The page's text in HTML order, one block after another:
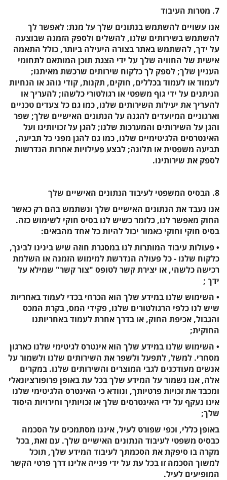
7. מטרות העיבוד
אנו עשויים להשתמש בנתונים שלך על מנת: לאפשר לך
להשתמש בשירותים שלנו, להשלים ולספק הזמנה שבוצעה
על ידך, להשתמש באתר בצורה היעילה ביותר, כולל התאמה
אישית של החוויה שלך על ידי הצגת תוכן המותאם לתחומי
העניין שלך; לספק לך כלקוח שירותים שרכשת מאיתנו;
לעמוד או לעמוד בכללים, חוקים, תקנות, קודי נוהג או הנחיות
הניתנים על ידי גוף משפטי או רגולטורי כלשהו; להעריך או
להעריך את יעילות השירותים שלנו, כמו גם כל צעדים טכניים
וארגוניים המיועדים להגנה על הנתונים האישיים שלך; שפר
והגן על השירותים והמערכות שלנו; להגן על זכויותינו ועל
האינטרסים הלגיטימיים שלנו, כמו גם להגן מפני כל תביעה,
תביעה משפטית או תלונה; לבצע פעילויות אחרות הנדרשות
לספק את שירותינו.
8. הבסיס המשפטי לעיבוד הנתונים האישיים שלך
אנו נעבד את הנתונים האישיים שלך ונשתמש בהם רק כאשר
החוק מאפשר לנו, כלומר כשיש לנו בסיס חוקי לשימוש כזה.
בסיס חוקי וחוקי כאמור יכול להיות כל אחד מהבאים:
• פעולות עיבוד המותרות לנו במסגרת חוזה שיש בינינו לבינך,
כלקוח שלנו - כל פעולה הנדרשת למימוש הזמנה או השלמת
רכישה כלשהי, או יצירת קשר לטופס "צור קשר" שמילא על
ידך ;
• השימוש שלנו במידע שלך הוא הכרחי בכדי לעמוד באחריות
שיש לנו כלפי הרגולטורים שלנו, פקידי המס, בקרת המכס
והגבול, אכיפת החוק, או בדרך אחרת לעמוד באחריותנו
החוקית;
• השימוש שלנו במידע שלך הוא אינטרס לגיטימי שלנו כארגון
מסחרי. למשל, לתפעל ולשפר את השירותים שלנו ולשמור על
אנשים מעודכנים לגבי המוצרים והשירותים שלנו. במקרים
אלה, אנו נשמור על המידע שלך בכל עת באופן פרופורציונאלי
ומכבד את זכויות פרטיותך, ונוודא כי האינטרס הלגיטימי שלנו
אינו נעקף על ידי האינטרסים שלך או זכויותיך וחירויות היסוד
שלך;
באופן כללי, וכפי שפורט לעיל, איננו מסתמכים על הסכמה
כבסיס משפטי לעיבוד הנתונים האישיים שלך. עם זאת, בכל
מקרה בו סיפקת את הסכמתך לעיבוד המידע שלך, תוכל
למשוך הסכמה זו בכל עת על ידי פנייה אלינו דרך פרטי הקשר
המופיעים לעיל.